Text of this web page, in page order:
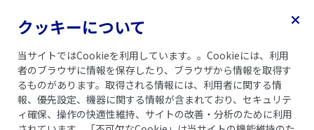
ライフイベントと向き合う
クッキーについて
当サイトではCookieを利用しています。。Cookieには、利用
者のブラウザに情報を保存したり、ブラウザから情報を取得す
るものがあります。取得される情報には、利用者に関する情
報、優先設定、機器に関する情報が含まれており、セキュリテ
ィ確保、操作の快適性維持、サイトの改善・分析のために利用